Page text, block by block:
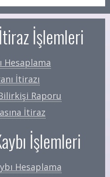
İşlemleri
Hesaplama
İtirazı
Raporu
İtiraz
İşlemleri
Hesaplama